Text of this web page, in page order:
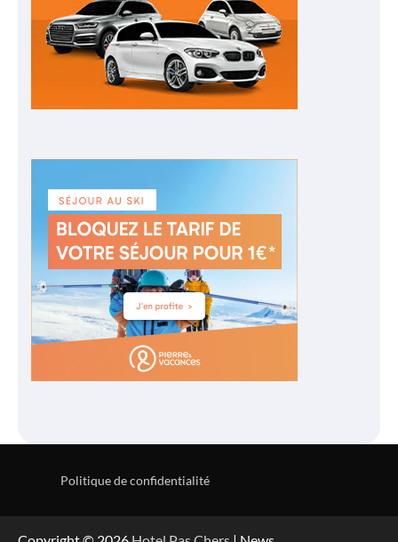
Politique de confidentialité